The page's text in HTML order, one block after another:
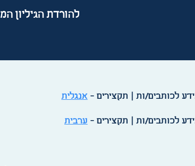
להורדת הגיליון
לכותבים/ות | תקצירים - אנגלית
לכותבים/ות | תקצירים - ערבית